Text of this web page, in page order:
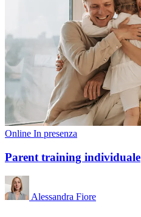
Online In presenza
Parent training individuale
Alessandra Fiore